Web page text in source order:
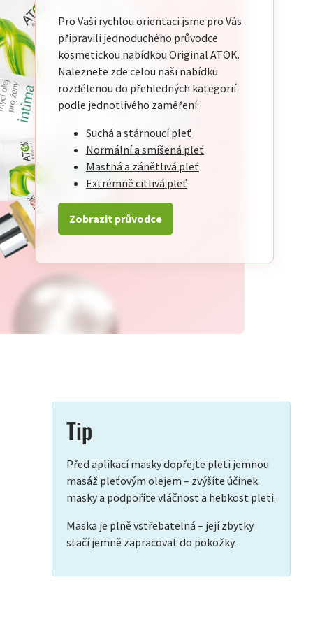
Pro Vaši rychlou orientaci jsme pro Vás
připravili jednoduchého průvodce
kosmetickou nabídkou Original ATOK.
Naleznete zde celou naši nabídku
rozdělenou do přehledných kategorií
podle jednotlivého zaměření:
Suchá a stárnoucí pleť
Normální a smíšená pleť
Mastná a zánětlivá pleť
Extrémně citlivá pleť
Zobrazit průvodce
Tip
Před aplikací masky dopřejte pleti jemnou
masáž pleťovým olejem – zvýšíte účinek
masky a podpoříte vláčnost a hebkost pleti.
Maska je plně vstřebatelná – její zbytky
stačí jemně zapracovat do pokožky.